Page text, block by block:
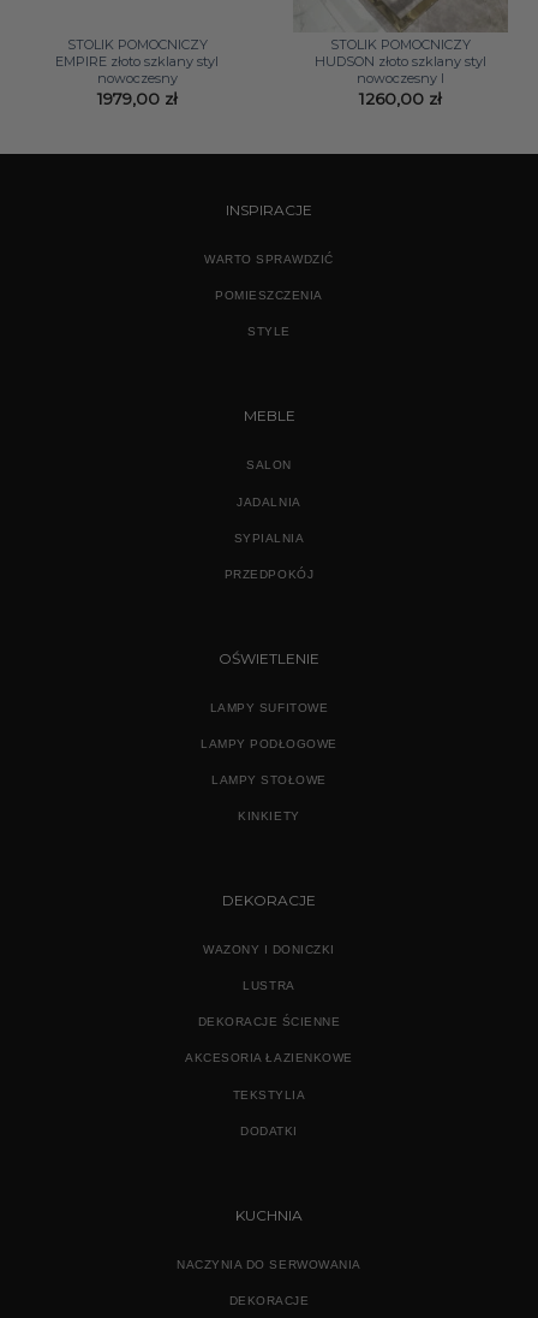
STOLIK POMOCNICZY
EMPIRE złoto szklany styl
nowoczesny
1979,00 zł
STOLIK POMOCNICZY
HUDSON złoto szklany styl
nowoczesny I
1260,00 zł
INSPIRACJE
WARTO SPRAWDZIĆ
POMIESZCZENIA
STYLE
MEBLE
SALON
JADALNIA
SYPIALNIA
PRZEDPOKÓJ
OŚWIETLENIE
LAMPY SUFITOWE
LAMPY PODŁOGOWE
LAMPY STOŁOWE
KINKIETY
DEKORACJE
WAZONY I DONICZKI
LUSTRA
DEKORACJE ŚCIENNE
AKCESORIA ŁAZIENKOWE
TEKSTYLIA
DODATKI
KUCHNIA
NACZYNIA DO SERWOWANIA
DEKORACJE